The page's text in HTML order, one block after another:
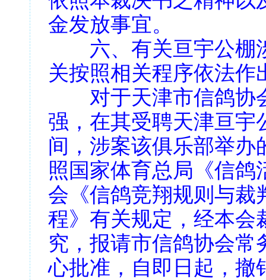
金发放事宜。
六、有关亘宇公棚
关按照相关程序依法作
对于天津市信鸽协
强，在其受聘天津亘宇
间，涉案该俱乐部举办
照国家体育总局《信
会《信鸽竞翔规则与裁
程》有关规定，经本会
究，报请市信鸽协会常
心批准，自即日起，撤